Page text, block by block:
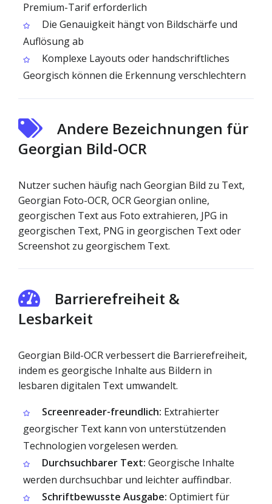
Premium-Tarif erforderlich
Die Genauigkeit hängt von Bildschärfe und
Auflösung ab
Komplexe Layouts oder handschriftliches
Georgisch können die Erkennung verschlechtern
Andere Bezeichnungen für
Georgian Bild-OCR
Nutzer suchen häufig nach Georgian Bild zu Text,
Georgian Foto-OCR, OCR Georgian online,
georgischen Text aus Foto extrahieren, JPG in
georgischen Text, PNG in georgischen Text oder
Screenshot zu georgischem Text.
Barrierefreiheit &
Lesbarkeit
Georgian Bild-OCR verbessert die Barrierefreiheit,
indem es georgische Inhalte aus Bildern in
lesbaren digitalen Text umwandelt.
Screenreader-freundlich: Extrahierter
georgischer Text kann von unterstützenden
Technologien vorgelesen werden.
Durchsuchbarer Text: Georgische Inhalte
werden durchsuchbar und leichter auffindbar.
Schriftbewusste Ausgabe: Optimiert für